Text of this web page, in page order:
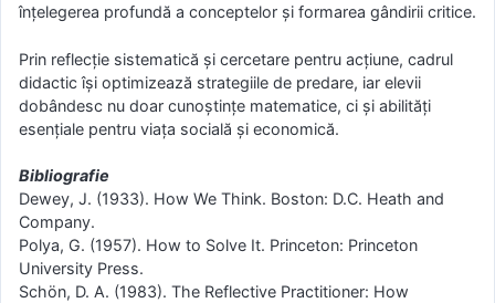
înțelegerea profundă a conceptelor și formarea gândirii critice.
Prin reflecție sistematică și cercetare pentru acțiune, cadrul
didactic își optimizează strategiile de predare, iar elevii
dobândesc nu doar cunoștințe matematice, ci și abilități
esențiale pentru viața socială și economică.
Bibliografie
Dewey, J. (1933). How We Think. Boston: D.C. Heath and
Company.
Polya, G. (1957). How to Solve It. Princeton: Princeton
University Press.
Schön, D. A. (1983). The Reflective Practitioner: How